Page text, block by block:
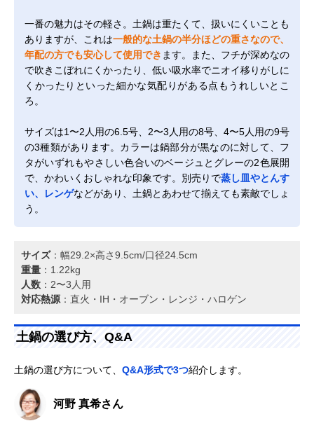
一番の魅力はその軽さ。土鍋は重たくて、扱いにくいことも
ありますが、これは一般的な土鍋の半分ほどの重さなので、
年配の方でも安心して使用でき ます。また、フチが深めなの
で吹きこぼれにくかったり、低い吸水率でニオイ移りがしに
くかったりといった細かな気配りがある点もうれしいとこ
ろ。
サイズは1〜2人用の6.5号、2〜3人用の8号、4〜5人用の9号
の3種類があります。カラーは鍋部分が黒なのに対して、フ
タがいずれもやさしい色合いのベージュとグレーの2色展開
で、かわいくおしゃれな印象です。別売りで蒸し皿やとんす
い、レンゲなどがあり、土鍋とあわせて揃えても素敵でしょ
う。
サイズ：幅29.2×高さ9.5cm/口径24.5cm
重量 ：1.22kg
人数 ：2〜3人用
対応熱源 ：直火・IH・オーブン・レンジ・ハロゲン
土鍋の選び方、Q&A
土鍋の選び方について、 Q&A形式で3つ紹介します。
河野 真希さん